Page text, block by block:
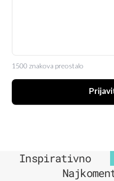
1500 znakova preostalo
Inspirativno